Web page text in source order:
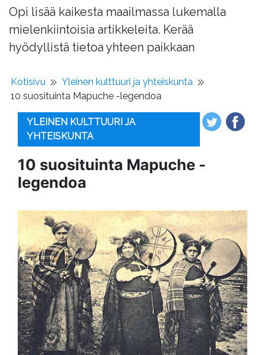
Opi lisää kaikesta maailmassa lukemalla
mielenkiintoisia artikkeleita. Kerää
hyödyllistä tietoa yhteen paikkaan
Kotisivu
Yleinen kulttuuri ja yhteiskunta
10 suosituinta Mapuche -legendoa
YLEINEN KULTTUURI JA
YHTEISKUNTA
10 suosituinta Mapuche -
legendoa